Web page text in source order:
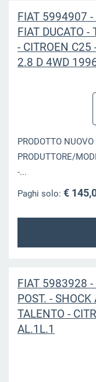
FIAT 5994907 -
FIAT DUCATO -
- CITROEN
2.8 D 4WD
PRODOTTO
PRODUTTORE/
-...
Paghi solo: €
FIAT 5983928 -
POST. - SHOCK
TALENTO -
AL.1L.1